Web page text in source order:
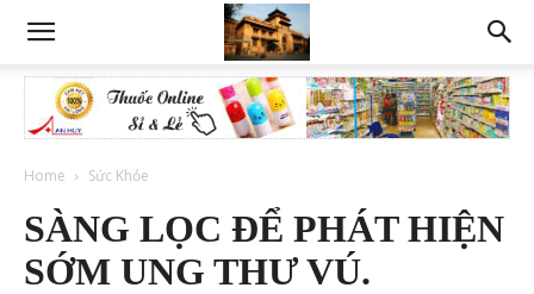
Home Sức Khỏe
SÀNG LỌC ĐỂ PHÁT HIỆN
SỚM UNG THƯ VÚ.